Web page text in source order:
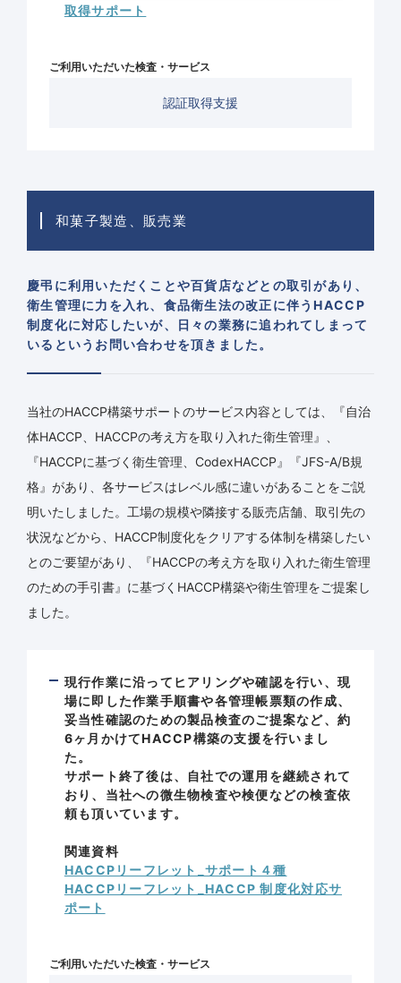
取得サポート
ご利用いただいた検査・サービス
認証取得支援
和菓子製造、販売業
慶弔に利用いただくことや百貨店などとの取引があり、
衛生管理に力を入れ、食品衛生法の改正に伴うHACCP
制度化に対応したいが、日々の業務に追われてしまって
いるというお問い合わせを頂きました。
当社のHACCP構築サポートのサービス内容としては、『自治
体HACCP、HACCPの考え方を取り入れた衛生管理』、
『HACCPに基づく衛生管理、CodexHACCP』『JFS-A/B規
格』があり、各サービスはレベル感に違いがあることをご説
明いたしました。工場の規模や隣接する販売店舗、取引先の
状況などから、HACCP制度化をクリアする体制を構築したい
とのご要望があり、『HACCPの考え方を取り入れた衛生管理
のための手引書』に基づくHACCP構築や衛生管理をご提案し
ました。
現行作業に沿ってヒアリングや確認を行い、現
場に即した作業手順書や各管理帳票類の作成、
妥当性確認のための製品検査のご提案など、約
6ヶ月かけてHACCP構築の支援を行いまし
た。
サポート終了後は、自社での運用を継続されて
おり、当社への微生物検査や検便などの検査依
頼も頂いています。
関連資料
HACCPリーフレット_サポート４種
HACCPリーフレット_HACCP 制度化対応サ
ポート
ご利用いただいた検査・サービス